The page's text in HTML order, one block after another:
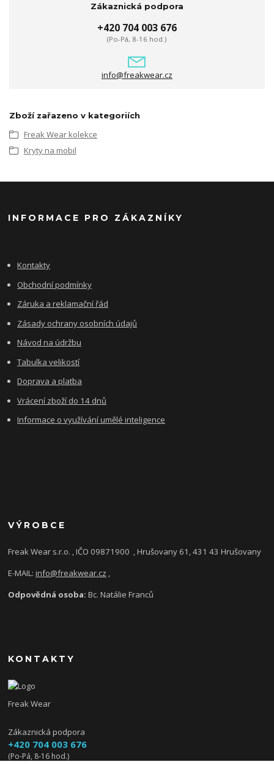
Zákaznická podpora
+420 704 003 676
(Po-Pá, 8-16 hod.)
info@freakwear.cz
Zboží zařazeno v kategoriích
Freak Wear kolekce
Kryty na mobil
INFORMACE PRO ZÁKAZNÍKY
Kontakty
Obchodní podmínky
Záruka a reklamační řád
Zásady ochrany osobních údajů
Návod na údržbu
Tabulka velikostí
Doprava a platba
Vrácení zboží do 14 dnů
Informace o využívání umělé inteligence
VÝROBCE
Freak Wear s.r.o. , IČO 09871900 , Hrušovany 61, 431 43 Hrušovany
E-MAIL:info@freakwear.cz ,
Odpovědná osoba:Bc. Natálie Franců
KONTAKTY
Freak Wear
Zákaznická podpora
+420 704 003 676
(Po-Pá, 8-16 hod.)